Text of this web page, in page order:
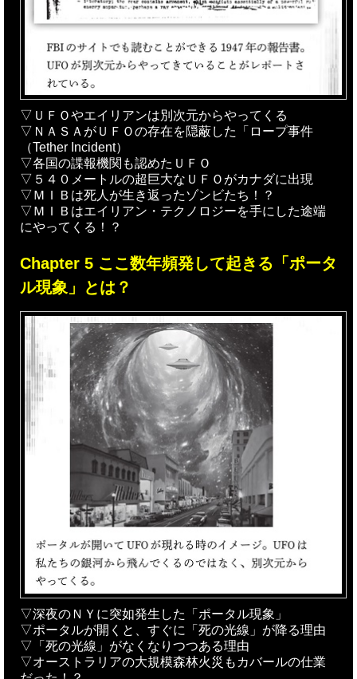
▽ＵＦＯやエイリアンは別次元からやってくる
▽ＮＡＳＡがＵＦＯの存在を隠蔽した「ロープ事件
（Tether Incident）
▽各国の諜報機関も認めたＵＦＯ
▽５４０メートルの超巨大なＵＦＯがカナダに出現
▽ＭＩＢは死人が生き返ったゾンビたち！？
▽ＭＩＢはエイリアン・テクノロジーを手にした途端
にやってくる！？
Chapter 5 ここ数年頻発して起きる「ポータ
ル現象」とは？
▽深夜のＮＹに突如発生した「ポータル現象」
▽ポータルが開くと、すぐに「死の光線」が降る理由
▽「死の光線」がなくなりつつある理由
▽オーストラリアの大規模森林火災もカバールの仕業